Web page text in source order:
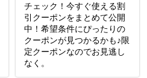
チェック！今すぐ使える割
引クーポンをまとめて公開
中！希望条件にぴったりの
クーポンが見つかるかも♪限
定クーポンなのでお見逃し
なく。